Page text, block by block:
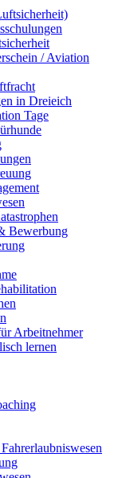
/ Aviation
in Dreieich
Tage
Bewerbung
Arbeitnehmer
lernen